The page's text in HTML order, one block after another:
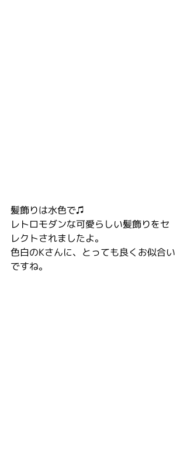
髪飾りは水色で♫
レトロモダンな可愛らしい髪飾りをセ
レクトされましたよ。
色白のKさんに、とっても良くお似合い
ですね。